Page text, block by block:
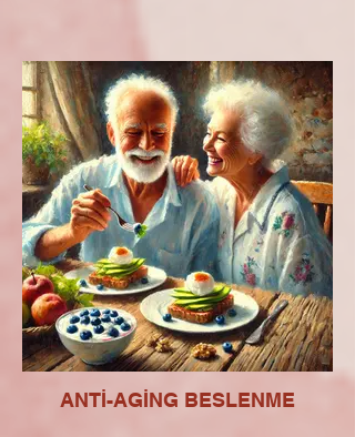
ANTİ-AGİNG BESLENME